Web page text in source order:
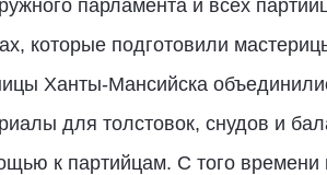
парламента и всех
которые подготовили
Ханты-Мансийска
для толстовок, снудов и
к партийцам. С того времени